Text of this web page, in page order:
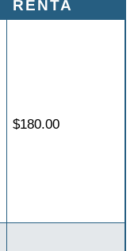
RENTA
$180.00